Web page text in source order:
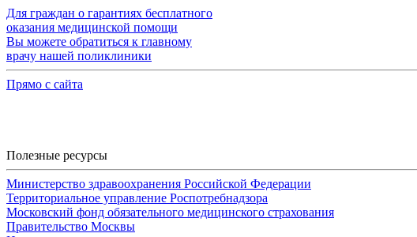
Для граждан о гарантиях бесплатного
оказания медицинской помощи
Вы можете обратиться к главному
врачу нашей поликлиники
Прямо с сайта
Полезные ресурсы
Министерство здравоохранения Российской Федерации
Территориальное управление Роспотребнадзора
Московский фонд обязательного медицинского страхования
Правительство Москвы